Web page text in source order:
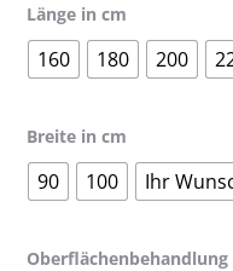
Länge in cm
160 180 200
Breite in cm
90 100 Ihr
Oberflächenbehandlung